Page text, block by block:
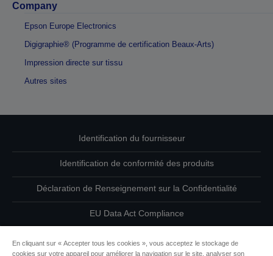
Company
Epson Europe Electronics
Digigraphie® (Programme de certification Beaux-Arts)
Impression directe sur tissu
Autres sites
Identification du fournisseur
Identification de conformité des produits
Déclaration de Renseignement sur la Confidentialité
EU Data Act Compliance
En cliquant sur « Accepter tous les cookies », vous acceptez le stockage de
cookies sur votre appareil pour améliorer la navigation sur le site, analyser son